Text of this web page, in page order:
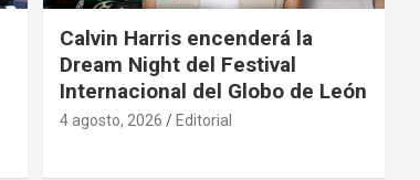
Calvin Harris encenderá la
Dream Night del Festival
Internacional del Globo de León
4 agosto, 2026 Editorial